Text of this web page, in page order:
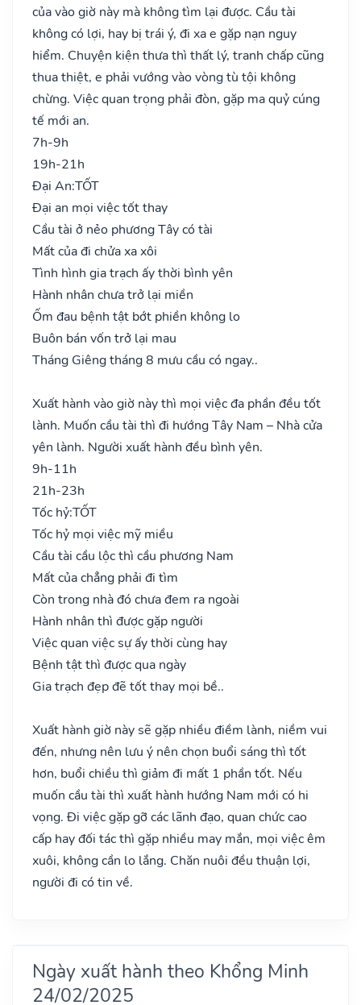
của vào giờ này mà không tìm lại được. Cầu tài
không có lợi, hay bị trái ý, đi xa e gặp nạn nguy
hiểm. Chuyện kiện thưa thì thất lý, tranh chấp cũng
thua thiệt, e phải vướng vào vòng tù tội không
chừng. Việc quan trọng phải đòn, gặp ma quỷ cúng
tế mới an.
7h-9h
19h-21h
Đại An:TỐT
Đại an mọi việc tốt thay
Cầu tài ở nẻo phương Tây có tài
Mất của đi chửa xa xôi
Tình hình gia trạch ấy thời bình yên
Hành nhân chưa trở lại miền
Ốm đau bệnh tật bớt phiền không lo
Buôn bán vốn trở lại mau
Tháng Giêng tháng 8 mưu cầu có ngay..
Xuất hành vào giờ này thì mọi việc đa phần đều tốt
lành. Muốn cầu tài thì đi hướng Tây Nam – Nhà cửa
yên lành. Người xuất hành đều bình yên.
9h-11h
21h-23h
Tốc hỷ:TỐT
Tốc hỷ mọi việc mỹ miều
Cầu tài cầu lộc thì cầu phương Nam
Mất của chẳng phải đi tìm
Còn trong nhà đó chưa đem ra ngoài
Hành nhân thì được gặp người
Việc quan việc sự ấy thời cùng hay
Bệnh tật thì được qua ngày
Gia trạch đẹp đẽ tốt thay mọi bề..
Xuất hành giờ này sẽ gặp nhiều điềm lành, niềm vui
đến, nhưng nên lưu ý nên chọn buổi sáng thì tốt
hơn, buổi chiều thì giảm đi mất 1 phần tốt. Nếu
muốn cầu tài thì xuất hành hướng Nam mới có hi
vọng. Đi việc gặp gỡ các lãnh đạo, quan chức cao
cấp hay đối tác thì gặp nhiều may mắn, mọi việc êm
xuôi, không cần lo lắng. Chăn nuôi đều thuận lợi,
người đi có tin về.
Ngày xuất hành theo Khổng Minh
24/02/2025